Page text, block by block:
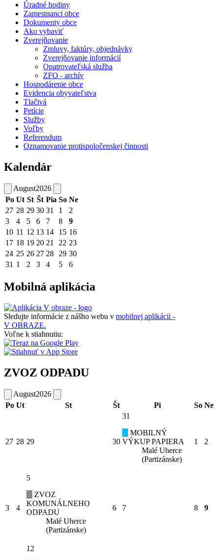
Úradné hodiny
Zamestnanci obce
Dokumenty obce
Ako vybaviť
Zverejňovanie
Zmluvy, faktúry, objednávky
Zverejňovanie informácií
Opatrovateľská služba
ZFO - archív
Hospodárenie obce
Evidencia obyvateľstva
Tlačivá
Petície
Služby
Voľby
Referendum
Oznamovanie protispoločenskej činnosti
Kalendár
August2026
Po Ut St Št Pia So Ne
27 28 29 30 31 1
2
3
4 5 6 7 8
9
10 11 12 13 14 15 16
17 18 19 20 21 22 23
24 25 26 27 28 29 30
31 1 2 3 4 5 6
Mobilná aplikácia
Sledujte informácie z nášho webu v mobilnej aplikácii -
V OBRAZE.
Voľne k stiahnutiu:
ZVOZ ODPADU
August2026
Po Ut St Št Pi So Ne
27 28 29 30
31
MOBILNÝ
VÝKUP PAPIERA
Malé Uherce
(Partizánske)
1 2
3 4
5
ZVOZ
KOMUNÁLNEHO
ODPADU
Malé Uherce
(Partizánske)
6 7 8 9
12